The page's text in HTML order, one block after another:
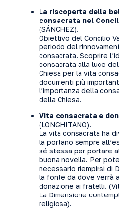
La riscoperta della
consacrata nel
(SÁNCHEZ).
Obiettivo del Concilio
periodo del
consacrata. Scoprire
consacrata alla luce
Chiesa per la vita
documenti più
l’importanza della
della Chiesa.
Vita consacrata e
(LONGHITANO).
La vita consacrata ha
la portano sempre
sé stessa per portare
buona novella. Per
necessario riempirsi di
la fonte da dove verrà
donazione ai fratelli.
La Dimensione
religiosa).